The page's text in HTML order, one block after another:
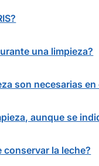
una limpieza?
son necesarias
aunque se
conservar la leche?